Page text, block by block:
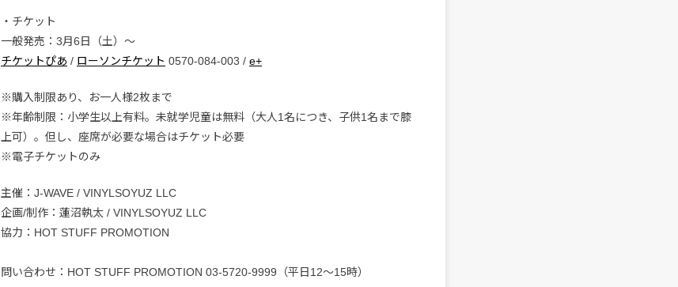
・チケット
一般発売：3月6日（土）〜
チケットぴあ / ローソンチケット 0570-084-003 / e+
※購入制限あり、お一人様2枚まで
※年齢制限：小学生以上有料。未就学児童は無料（大人1名につき、子供1名まで膝
上可）。但し、座席が必要な場合はチケット必要
※電子チケットのみ
主催：J-WAVE / VINYLSOYUZ LLC
企画/制作：蓮沼執太 / VINYLSOYUZ LLC
協力：HOT STUFF PROMOTION
問い合わせ：HOT STUFF PROMOTION 03-5720-9999（平日12〜15時）